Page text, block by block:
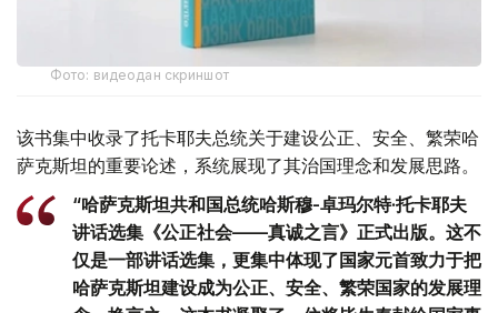
Фото: видеодан скриншот
该书集中收录了托卡耶夫总统关于建设公正、安全、繁荣哈
萨克斯坦的重要论述，系统展现了其治国理念和发展思路。
“哈萨克斯坦共和国总统哈斯穆-卓玛尔特·托卡耶夫
讲话选集《公正社会——真诚之言》正式出版。这不
仅是一部讲话选集，更集中体现了国家元首致力于把
哈萨克斯坦建设成为公正、安全、繁荣国家的发展理